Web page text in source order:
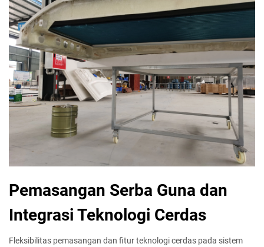
Pemasangan Serba Guna dan
Integrasi Teknologi Cerdas
Fleksibilitas pemasangan dan fitur teknologi cerdas pada sistem